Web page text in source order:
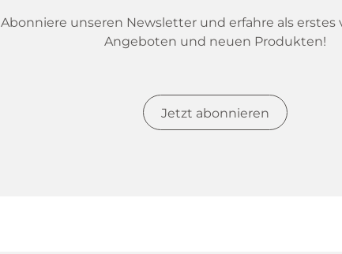
Abonniere unseren Newsletter und erfahre als erstes
Angeboten und neuen Produkten!
Jetzt abonnieren